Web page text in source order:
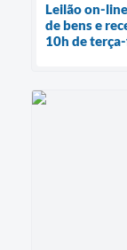
Leilão on-
de bens e
10h de